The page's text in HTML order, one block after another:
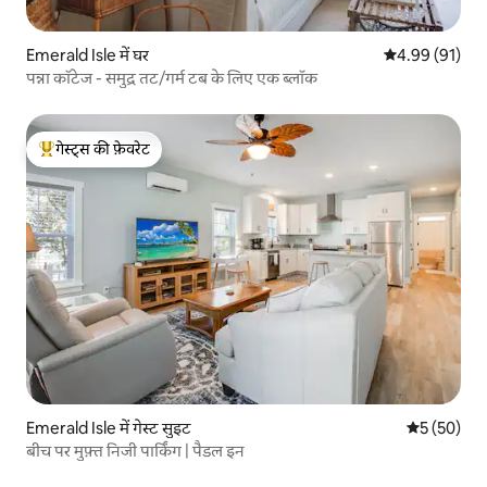
Emerald Isle में घर औसत रेटिंग 5 में
4.99 (91)
पन्ना कॉटेज - समुद्र तट/गर्म टब के लिए एक ब्लॉक
गेस्ट्स का टॉप फ़ेवरेट
गेस्ट्स की फ़ेवरेट
Emerald Isle में गेस्ट सुइट औसत रेटिंग
5 (50)
बीच पर मुफ़्त निजी पार्किंग | पैडल इन